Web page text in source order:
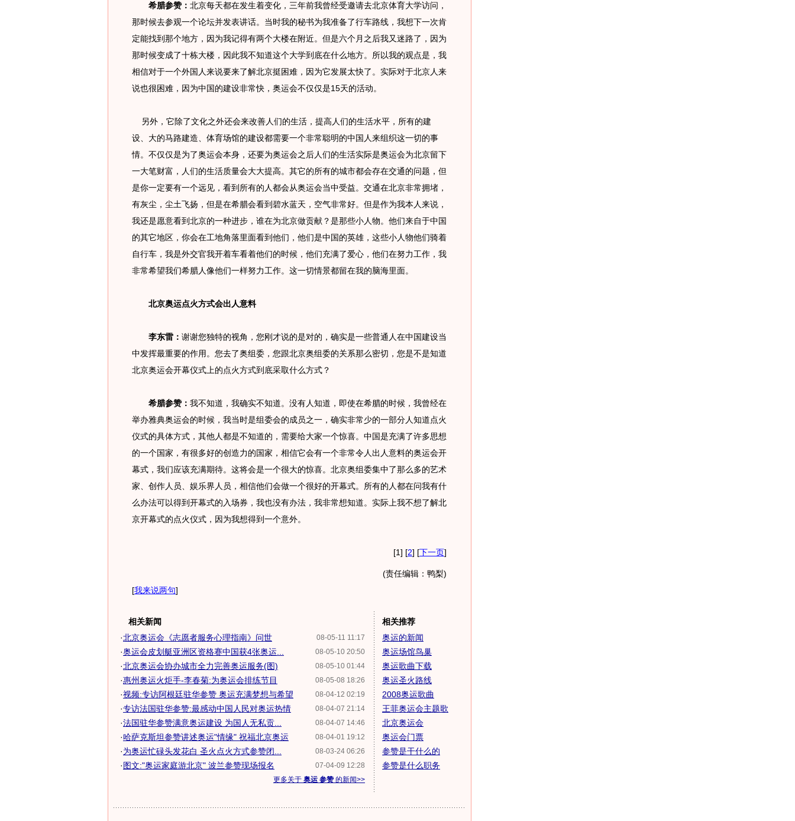
希腊参赞： 北京每天都在发生着变化，三年前我曾经受邀请去北京体育大学访问，
那时候去参观一个论坛并发表讲话。当时我的秘书为我准备了行车路线，我想下一次肯
定能找到那个地方，因为我记得有两个大楼在附近。但是六个月之后我又迷路了，因为
那时候变成了十栋大楼，因此我不知道这个大学到底在什么地方。所以我的观点是，我
相信对于一个外国人来说要来了解北京挺困难，因为它发展太快了。实际对于北京人来
说也很困难，因为中国的建设非常快，奥运会不仅仅是15天的活动。
另外，它除了文化之外还会来改善人们的生活，提高人们的生活水平，所有的建
设、大的马路建造、体育场馆的建设都需要一个非常聪明的中国人来组织这一切的事
情。不仅仅是为了奥运会本身，还要为奥运会之后人们的生活实际是奥运会为北京留下
一大笔财富，人们的生活质量会大大提高。其它的所有的城市都会存在交通的问题，但
是你一定要有一个远见，看到所有的人都会从奥运会当中受益。交通在北京非常拥堵，
有灰尘，尘土飞扬，但是在希腊会看到碧水蓝天，空气非常好。但是作为我本人来说，
我还是愿意看到北京的一种进步，谁在为北京做贡献？是那些小人物。他们来自于中国
的其它地区，你会在工地角落里面看到他们，他们是中国的英雄，这些小人物他们骑着
自行车，我是外交官我开着车看着他们的时候，他们充满了爱心，他们在努力工作，我
非常希望我们希腊人像他们一样努力工作。这一切情景都留在我的脑海里面。
北京奥运点火方式会出人意料
李东雷： 谢谢您独特的视角，您刚才说的是对的，确实是一些普通人在中国建设当
中发挥最重要的作用。您去了奥组委，您跟北京奥组委的关系那么密切，您是不是知道
北京奥运会开幕仪式上的点火方式到底采取什么方式？
希腊参赞： 我不知道，我确实不知道。没有人知道，即使在希腊的时候，我曾经在
举办雅典奥运会的时候，我当时是组委会的成员之一，确实非常少的一部分人知道点火
仪式的具体方式，其他人都是不知道的，需要给大家一个惊喜。中国是充满了许多思想
的一个国家，有很多好的创造力的国家，相信它会有一个非常令人出人意料的奥运会开
幕式，我们应该充满期待。这将会是一个很大的惊喜。北京奥组委集中了那么多的艺术
家、创作人员、娱乐界人员，相信他们会做一个很好的开幕式。所有的人都在问我有什
么办法可以得到开幕式的入场券，我也没有办法，我非常想知道。实际上我不想了解北
京开幕式的点火仪式，因为我想得到一个意外。
[1] [2] [下一页]
(责任编辑：鸭梨)
[我来说两句]
相关新闻
08-05-11 11:17
·北京奥运会《志愿者服务心理指南》问世
08-05-10 20:50
·奥运会皮划艇亚洲区资格赛中国获4张奥运...
08-05-10 01:44
·北京奥运会协办城市全力完善奥运服务(图)
08-05-08 18:26
·惠州奥运火炬手-李春菊:为奥运会排练节目
08-04-12 02:19
·视频:专访阿根廷驻华参赞 奥运充满梦想与希望
08-04-07 21:14
·专访法国驻华参赞:最感动中国人民对奥运热情
08-04-07 14:46
·法国驻华参赞满意奥运建设 为国人无私贡...
08-04-01 19:12
·哈萨克斯坦参赞讲述奥运"情缘" 祝福北京奥运
08-03-24 06:26
·为奥运忙碌头发花白 圣火点火方式参赞闭...
07-04-09 12:28
·图文:"奥运家庭游北京" 波兰参赞现场报名
更多关于 奥运 参赞的新闻>>
相关推荐
奥运的新闻
奥运场馆鸟巢
奥运歌曲下载
奥运圣火路线
2008奥运歌曲
王菲奥运会主题歌
北京奥运会
奥运会门票
参赞是干什么的
参赞是什么职务